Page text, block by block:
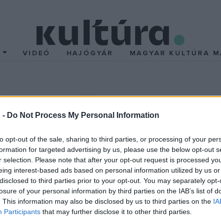
- Do Not Process My Personal Information
opt-out of the sale, sharing to third parties, or processing of your
for targeted advertising by us, please use the below opt-out
selection. Please note that after your opt-out request is processed
interest-based ads based on personal information utilized by us
to third parties prior to your opt-out. You may separately
of your personal information by third parties on the IAB’s list of
This information may also be disclosed by us to third parties on the
Participants that may further disclose it to other third parties.
VIDEÓ HAJÓGYÁR MAGYAR KULTÚRA
a meglőtt kép
a Móra Ferenc Múzeum: a régi Szeged utolsó
író és egykori szegedi múzeumigazgató oldalági rokonairól
elszármazott gyulai orvos és Hutter György szegedi
jelképes összeget, két darab 20 forintos pénzérmét
legyen. Az intézmény természetesen megszerezte a
adományozók számára - így a 'csereüzlet" létrejött.